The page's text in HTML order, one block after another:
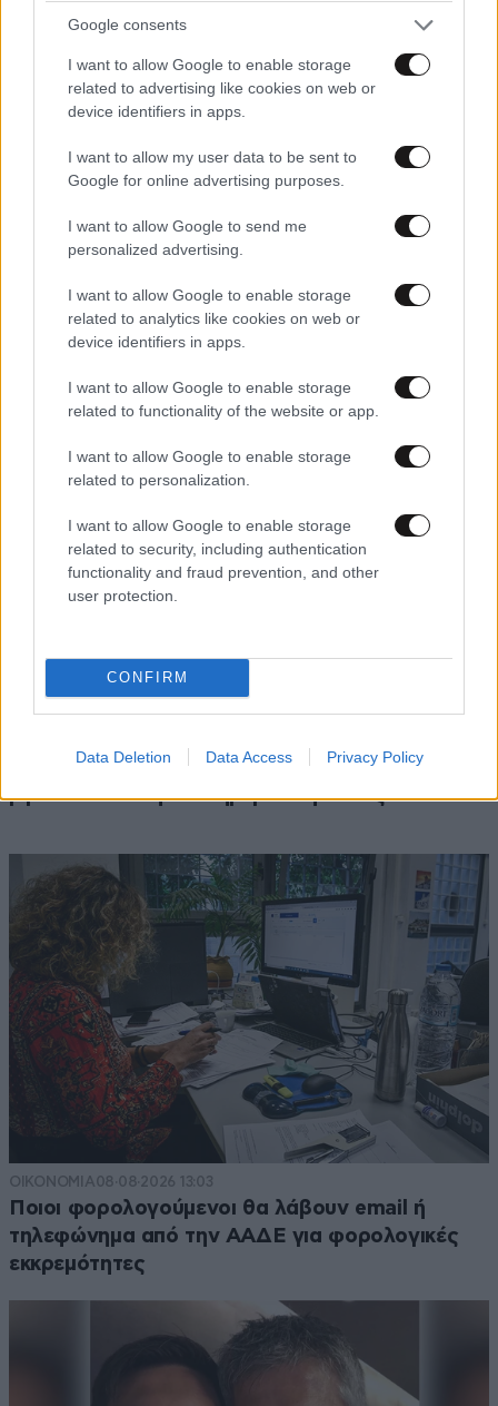
Google consents
I want to allow Google to enable storage
related to advertising like cookies on web or
device identifiers in apps.
I want to allow my user data to be sent to
Google for online advertising purposes.
I want to allow Google to send me
personalized advertising.
I want to allow Google to enable storage
related to analytics like cookies on web or
device identifiers in apps.
I want to allow Google to enable storage
related to functionality of the website or app.
I want to allow Google to enable storage
related to personalization.
I want to allow Google to enable storage
related to security, including authentication
functionality and fraud prevention, and other
user protection.
CONFIRM
Data Deletion Data Access Privacy Policy
ΔΙΑΤΡΟΦΗ08·08·2026 08:30
περνούν απαρατήρητες, αλλά καλό είναι να τις
βγάλετε από την καθημερινότητά σας
ΟΙΚΟΝΟΜΙΑ08·08·2026 13:03
Ποιοι φορολογούμενοι θα λάβουν email ή
τηλεφώνημα από την ΑΑΔΕ για φορολογικές
εκκρεμότητες